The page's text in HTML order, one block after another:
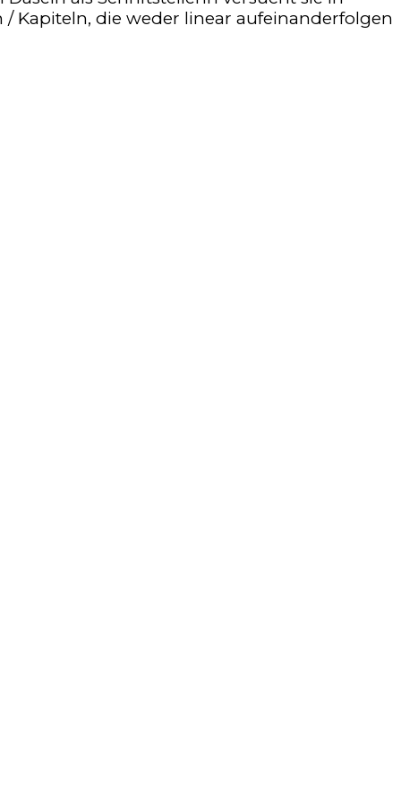
Kapiteln, die weder linear aufeinanderfolgen